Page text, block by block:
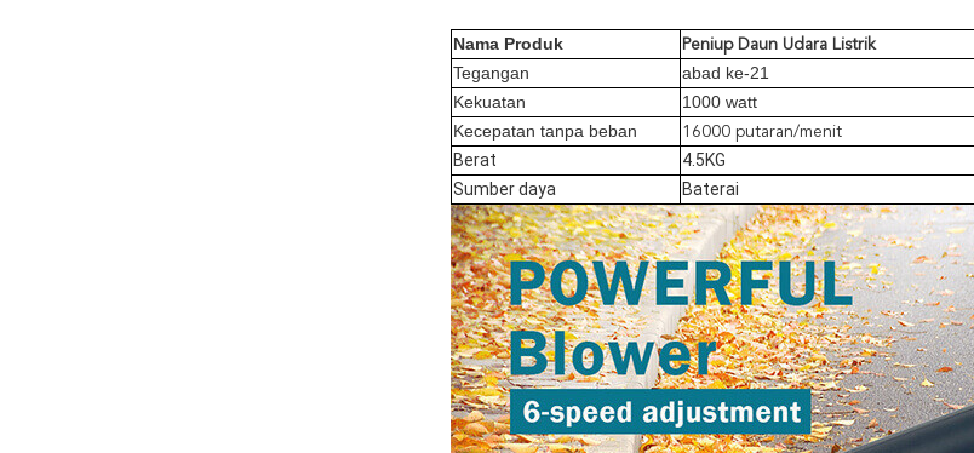
Nama Produk Peniup Daun Udara Listrik
Tegangan
abad ke-21
Kekuatan
1000 watt
Kecepatan tanpa beban
16000 putaran/menit
Berat
4.5KG
Sumber daya
Baterai